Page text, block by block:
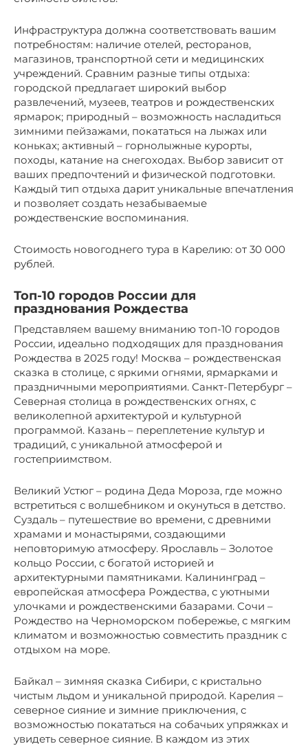
Инфраструктура должна соответствовать вашим
потребностям: наличие отелей, ресторанов,
магазинов, транспортной сети и медицинских
учреждений. Сравним разные типы отдыха:
городской предлагает широкий выбор
развлечений, музеев, театров и рождественских
ярмарок; природный – возможность насладиться
зимними пейзажами, покататься на лыжах или
коньках; активный – горнолыжные курорты,
походы, катание на снегоходах. Выбор зависит от
ваших предпочтений и физической подготовки.
Каждый тип отдыха дарит уникальные впечатления
и позволяет создать незабываемые
рождественские воспоминания.
Стоимость новогоднего тура в Карелию: от 30 000
рублей.
Топ-10 городов России для
празднования Рождества
Представляем вашему вниманию топ-10 городов
России, идеально подходящих для празднования
Рождества в 2025 году! Москва – рождественская
сказка в столице, с яркими огнями, ярмарками и
праздничными мероприятиями. Санкт-Петербург –
Северная столица в рождественских огнях, с
великолепной архитектурой и культурной
программой. Казань – переплетение культур и
традиций, с уникальной атмосферой и
гостеприимством.
Великий Устюг – родина Деда Мороза, где можно
встретиться с волшебником и окунуться в детство.
Суздаль – путешествие во времени, с древними
храмами и монастырями, создающими
неповторимую атмосферу. Ярославль – Золотое
кольцо России, с богатой историей и
архитектурными памятниками. Калининград –
европейская атмосфера Рождества, с уютными
улочками и рождественскими базарами. Сочи –
Рождество на Черноморском побережье, с мягким
климатом и возможностью совместить праздник с
отдыхом на море.
Байкал – зимняя сказка Сибири, с кристально
чистым льдом и уникальной природой. Карелия –
северное сияние и зимние приключения, с
возможностью покататься на собачьих упряжках и
увидеть северное сияние. В каждом из этих